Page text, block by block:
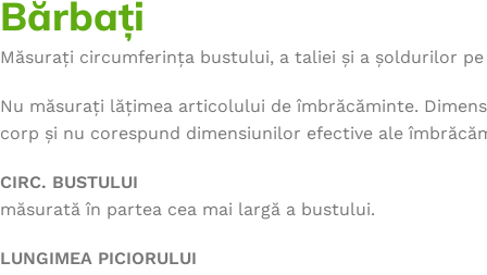
Bărbați
Măsurați circumferința bustului, a taliei și a șoldurilor pe
Nu măsurați lățimea articolului de îmbrăcăminte.
corp și nu corespund dimensiunilor efective ale
CIRC. BUSTULUI
măsurată în partea cea mai largă a bustului.
LUNGIMEA PICIORULUI